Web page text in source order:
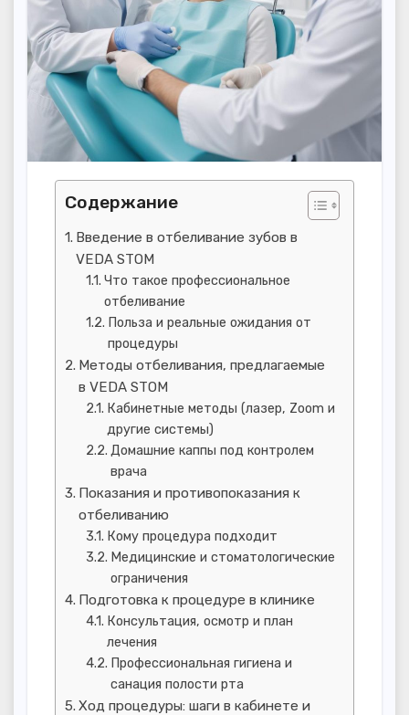
Содержание
Введение в отбеливание зубов в
VEDA STOM
Что такое профессиональное
отбеливание
Польза и реальные ожидания от
процедуры
Методы отбеливания, предлагаемые
в VEDA STOM
Кабинетные методы (лазер, Zoom и
другие системы)
Домашние каппы под контролем
врача
Показания и противопоказания к
отбеливанию
Кому процедура подходит
Медицинские и стоматологические
ограничения
Подготовка к процедуре в клинике
Консультация, осмотр и план
лечения
Профессиональная гигиена и
санация полости рта
Ход процедуры: шаги в кабинете и